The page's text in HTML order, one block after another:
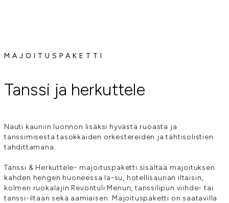
MAJOITUSPAKETTI
Tanssi ja herkuttele
Nauti kauniin luonnon lisäksi hyvästä ruoasta ja
tanssimisesta tasokkaiden orkestereiden ja tähtisolistien
tahdittamana.
Tanssi & Herkuttele- majoituspaketti sisältää majoituksen
kahden hengen huoneessa la-su, hotellisaunan iltaisin,
kolmen ruokalajin Revontuli Menun, tanssilipun viihde- tai
tanssi-iltaan sekä aamiaisen. Majoituspaketti on saatavilla